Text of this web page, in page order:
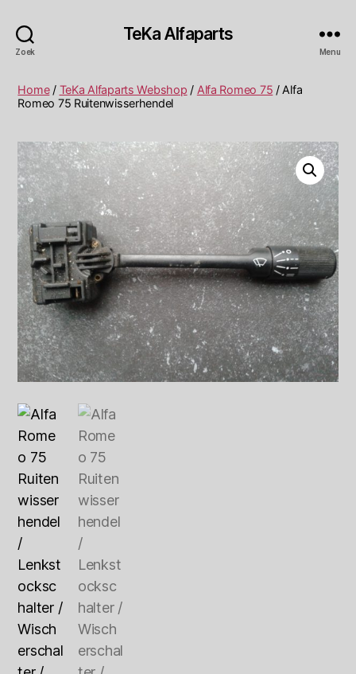
Zoek
TeKa Alfaparts
Menu
Home/ TeKa Alfaparts Webshop / Alfa Romeo 75 / Alfa
Romeo 75 Ruitenwisserhendel